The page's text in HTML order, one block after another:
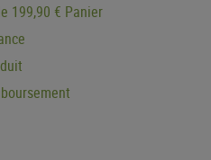
199,90 € Panier